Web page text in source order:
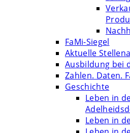
FaMi-Siegel
Aktuelle
Ausbildung bei
Zahlen. Daten.
Geschichte
Leben in
Leben in